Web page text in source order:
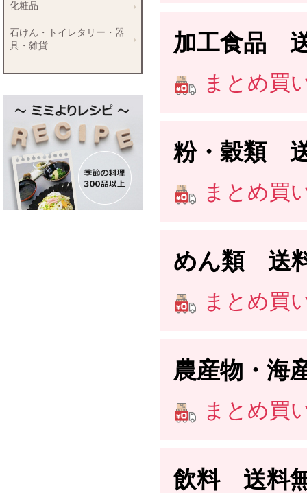
加工食品
まとめ買
粉・穀類
まとめ買
めん類 送
まとめ買
農産物・海
まとめ買
飲料 送料
化粧品
石けん・トイレタリー・器
具・雑貨